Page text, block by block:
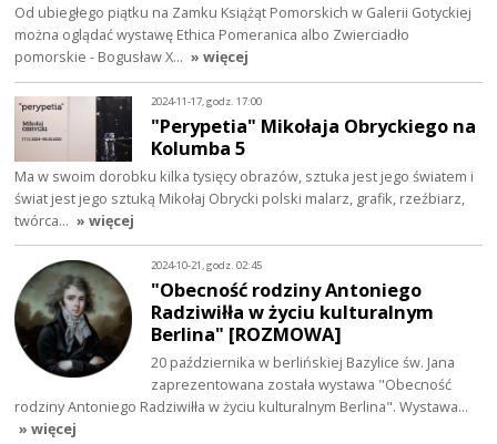
Od ubiegłego piątku na Zamku Książąt Pomorskich w Galerii Gotyckiej
można oglądać wystawę Ethica Pomeranica albo Zwierciadło
pomorskie - Bogusław X… » więcej
2024-11-17, godz. 17:00
"Perypetia" Mikołaja Obryckiego na
Kolumba 5
Ma w swoim dorobku kilka tysięcy obrazów, sztuka jest jego światem i
świat jest jego sztuką Mikołaj Obrycki polski malarz, grafik, rzeźbiarz,
twórca… » więcej
2024-10-21, godz. 02:45
"Obecność rodziny Antoniego
Radziwiłła w życiu kulturalnym
Berlina" [ROZMOWA]
20 października w berlińskiej Bazylice św. Jana
zaprezentowana została wystawa "Obecność
rodziny Antoniego Radziwiłła w życiu kulturalnym Berlina". Wystawa…
» więcej